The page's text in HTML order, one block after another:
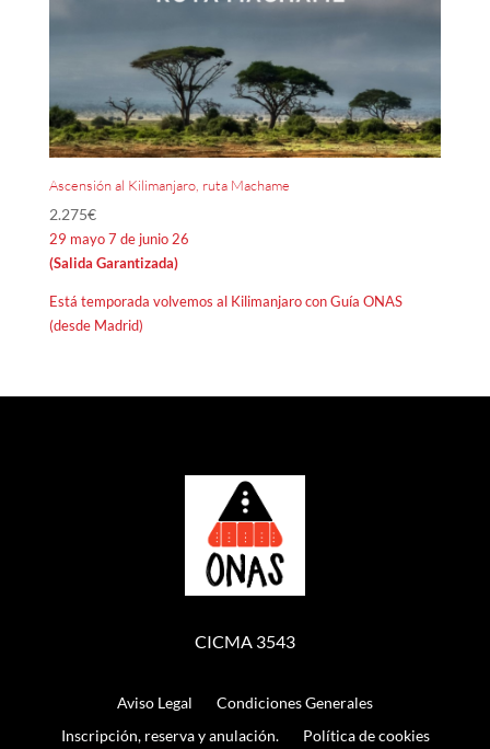
Ascensión al Kilimanjaro, ruta Machame
2.275€
29 mayo 7 de junio 26
(Salida Garantizada)
Está temporada volvemos al Kilimanjaro con Guía ONAS
(desde Madrid)
CICMA 3543
Aviso Legal
Condiciones Generales
Inscripción, reserva y anulación.
Política de cookies